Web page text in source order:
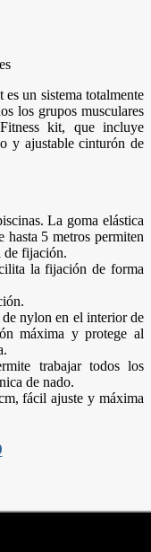
un sistema totalmente
los grupos musculares
kit, que incluye
y ajustable cinturón de
La goma elástica
5 metros permiten
de fijación.
la fijación de forma
nylon en el interior de
máxima y protege al
trabajar todos los
de nado.
fácil ajuste y máxima